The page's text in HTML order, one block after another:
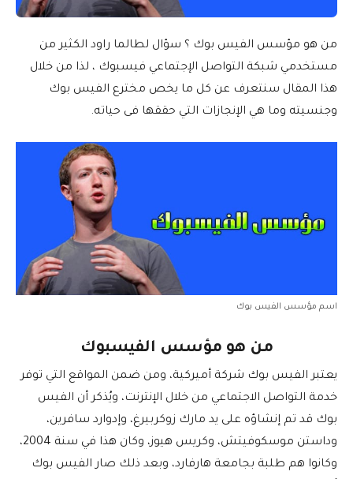
من هو مؤسس الفيس بوك ؟ سؤال لطالما راود الكثير من
مستخدمي شبكة التواصل الإجتماعي فيسبوك ، لذا من خلال
هذا المقال سنتعرف عن كل ما يخص مخترع الفيس بوك
وجنسيته وما هي الإنجازات التي حققها فى حياته.
اسم مؤسس الفيس بوك
من هو مؤسس الفيسبوك
يعتبر الفيس بوك شركة أميركية، ومن ضمن المواقع التي توفر
خدمة التواصل الاجتماعي من خلال الإنترنت، ويُذكر أن الفيس
بوك قد تم إنشاؤه على يد مارك زوكربيرغ، وإدوارد سافرين،
وداستن موسكوفيتش، وكريس هيوز، وكان هذا في سنة 2004،
وكانوا هم طلبة بجامعة هارفارد، وبعد ذلك صار الفيس بوك